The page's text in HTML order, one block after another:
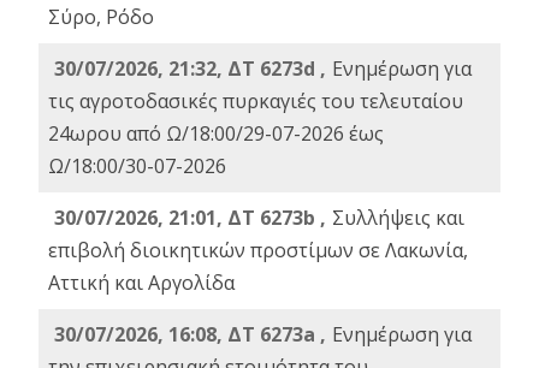
Σύρο, Ρόδο
30/07/2026, 21:32, ΔΤ 6273d , Ενημέρωση για
τις αγροτοδασικές πυρκαγιές του τελευταίου
24ωρου από Ω/18:00/29-07-2026 έως
Ω/18:00/30-07-2026
30/07/2026, 21:01, ΔΤ 6273b , Συλλήψεις και
επιβολή διοικητικών προστίμων σε Λακωνία,
Αττική και Αργολίδα
30/07/2026, 16:08, ΔΤ 6273a , Ενημέρωση για